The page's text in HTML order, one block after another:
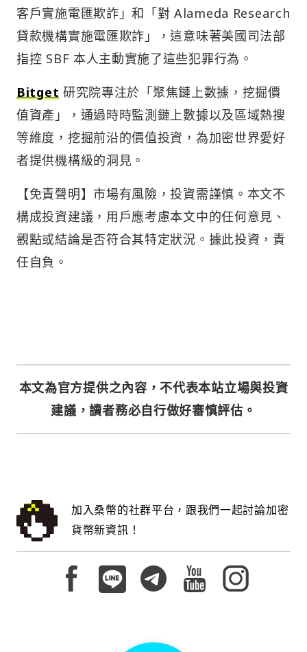
客戶實施電匯欺詐」和「對 Alameda Research
貸款機構實施電匯欺詐」，這意味著美國司法部
指控 SBF 本人主動實施了這些犯罪行為。
Bitget 研究院專注於「聚焦鏈上數據，挖掘價
值資產」，通過時時監測鏈上數據以及區域熱搜
等維度，挖掘前沿的價值投資，為加密世界愛好
者提供機構級的洞見。
【免責聲明】市場有風險，投資需謹慎。本文不
構成投資建議，用戶應考慮本文中的任何意見、
觀點或結論是否符合其特定狀況。據此投資，責
任自負。
本文為官方提供之內容，不代表本站立場與投資
建議，讀者務必自行做好審慎評估。
加入桑幣的社群平台，跟我們一起討論加密
貨幣新資訊！